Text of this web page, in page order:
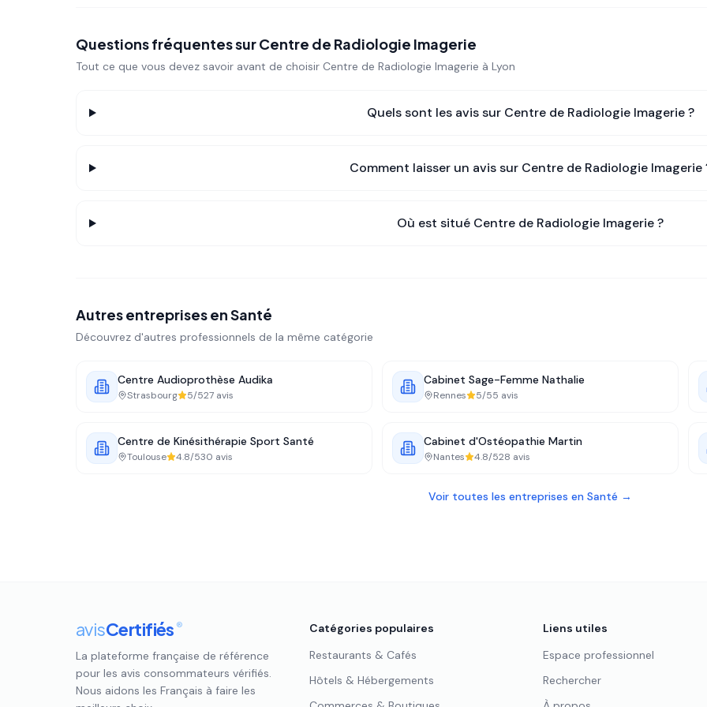
Questions fréquentes surCentre de Radiologie Imagerie
Tout ce que vous devez savoir avant de choisir Centre de Radiologie Imagerie à Lyon
Quels sont les avis sur Centre de Radiologie Imagerie?
Comment laisser un avis sur Centre de Radiologie Imagerie
Où est situé Centre de Radiologie Imagerie?
Autres entreprises enSanté
Découvrez d'autres professionnels de la même catégorie
Centre Audioprothèse Audika
Strasbourg 5/527 avis
Cabinet Sage-Femme Nathalie
Rennes 5/55 avis
Centre de Kinésithérapie Sport Santé
Toulouse 4.8/530 avis
Cabinet d'Ostéopathie Martin
Nantes 4.8/528 avis
Voir toutes les entreprises en Santé →
avisCertifiés ®
La plateforme française de référence
pour les avis consommateurs vérifiés.
Nous aidons les Français à faire les
Catégories populaires
Restaurants & Cafés
Hôtels & Hébergements
Liens utiles
Espace professionnel
Rechercher